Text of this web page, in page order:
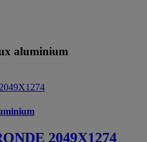
aluminium
2049X1274